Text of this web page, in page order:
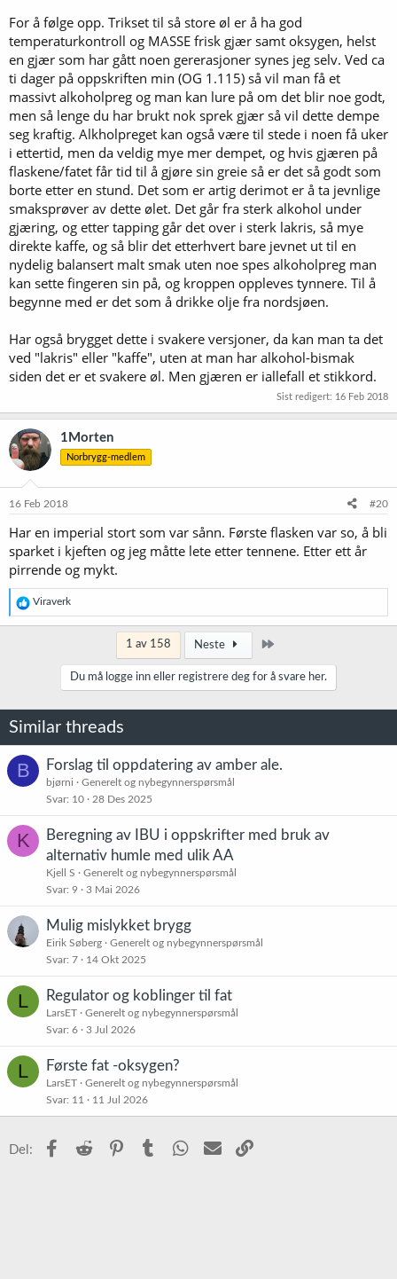
For å følge opp. Trikset til så store øl er å ha god
temperaturkontroll og MASSE frisk gjær samt oksygen, helst
en gjær som har gått noen gererasjoner synes jeg selv. Ved ca
ti dager på oppskriften min (OG 1.115) så vil man få et
massivt alkoholpreg og man kan lure på om det blir noe godt,
men så lenge du har brukt nok sprek gjær så vil dette dempe
seg kraftig. Alkholpreget kan også være til stede i noen få uker
i ettertid, men da veldig mye mer dempet, og hvis gjæren på
flaskene/fatet får tid til å gjøre sin greie så er det så godt som
borte etter en stund. Det som er artig derimot er å ta jevnlige
smaksprøver av dette ølet. Det går fra sterk alkohol under
gjæring, og etter tapping går det over i sterk lakris, så mye
direkte kaffe, og så blir det etterhvert bare jevnet ut til en
nydelig balansert malt smak uten noe spes alkoholpreg man
kan sette fingeren sin på, og kroppen oppleves tynnere. Til å
begynne med er det som å drikke olje fra nordsjøen.
Har også brygget dette i svakere versjoner, da kan man ta det
ved "lakris" eller "kaffe", uten at man har alkohol-bismak
siden det er et svakere øl. Men gjæren er iallefall et stikkord.
Sist redigert: 16 Feb 2018
1Morten
Norbrygg-medlem
16 Feb 2018 #20
Har en imperial stort som var sånn. Første flasken var so, å bli
sparket i kjeften og jeg måtte lete etter tennene. Etter ett år
pirrende og mykt.
R
e
a
r
Viraverk
1 av 158 Neste
Du må logge inn eller registrere deg for å svare her.
Similar threads
B Forslag til oppdatering av amber ale.
bjørni
Generelt og nybegynnerspørsmål
Svar 10 28 Des 2025
K
Beregning av IBU i oppskrifter med bruk av
alternativ humle med ulik AA
Kjell S
Generelt og nybegynnerspørsmål
Svar 9 3 Mai 2026
Mulig mislykket brygg
Eirik Søberg
Generelt og nybegynnerspørsmål
Svar 7 14 Okt 2025
L Regulator og koblinger til fat
LarsET
Generelt og nybegynnerspørsmål
Svar 6 3 Jul 2026
L Første fat -oksygen?
LarsET
Generelt og nybegynnerspørsmål
Svar 11 11 Jul 2026
Del: Facebook
Reddit PinterestTumblr WhatsApp
E-post